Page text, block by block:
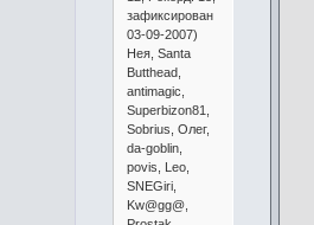
зафиксирован
03-09-2007)
Нея, Santa
Butthead,
antimagic,
Superbizon81,
Sobrius, Олег,
da-goblin,
povis, Leo,
SNEGiri,
Kw@gg@,